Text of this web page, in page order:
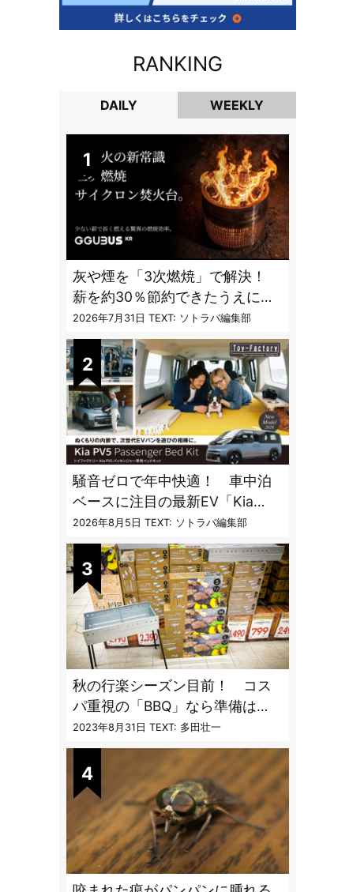
RANKING
DAILY WEEKLY
DAILY
灰や煙を「3次燃焼」で解決！
薪を約30％節約できたうえに炎
も美しくなった焚火台
2026年7月31日 TEXT: ソトラバ編集部
騒音ゼロで年中快適！ 車中泊
ベースに注目の最新EV「Kia
PV5」専用ベッドキット登場
2026年8月5日 TEXT: ソトラバ編集部
秋の行楽シーズン目前！ コス
パ重視の「BBQ」なら準備は
「トライアル」一択だった
2023年8月31日 TEXT: 多田壮一